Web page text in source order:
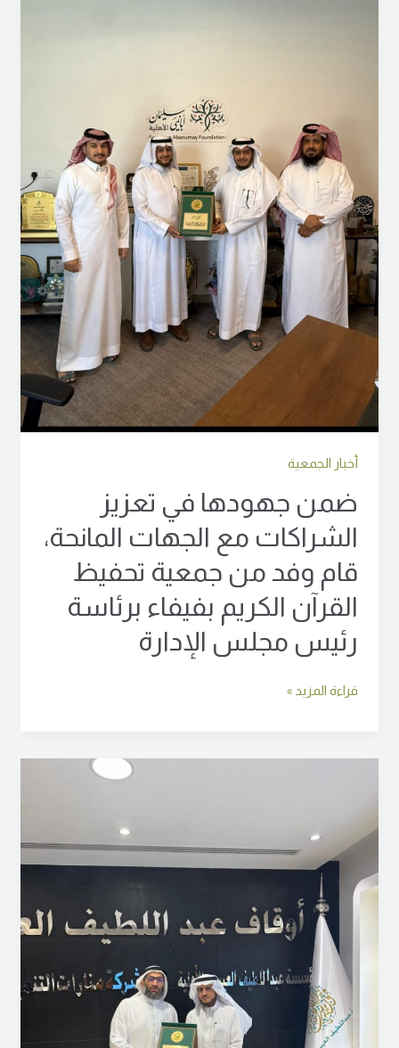
أخبار الجمعية
ضمن جهودها في تعزيز
الشراكات مع الجهات المانحة،
قام وفد من جمعية تحفيظ
القرآن الكريم بفيفاء برئاسة
رئيس مجلس الإدارة
وفد
من
جمعية
تحفيظ
القرآن
الكريم
بفيفاء
برئاسة
رئيس
قراءة المزيد »
تحفيظ
القرآن
الكريم
بفيفاء
الشيخ
سليمان
حسن
الفيفي